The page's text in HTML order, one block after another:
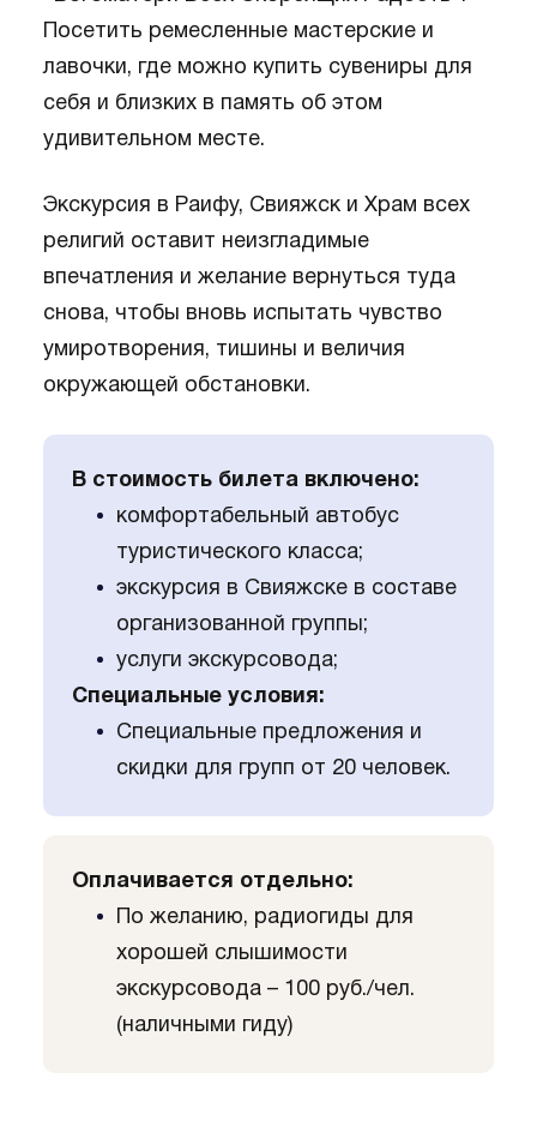
Посетить ремесленные мастерские и
лавочки, где можно купить сувениры для
себя и близких в память об этом
удивительном месте.
Экскурсия в Раифу, Свияжск и Храм всех
религий оставит неизгладимые
впечатления и желание вернуться туда
снова, чтобы вновь испытать чувство
умиротворения, тишины и величия
окружающей обстановки.
В стоимость билета включено:
комфортабельный автобус
туристического класса;
экскурсия в Свияжске в составе
организованной группы;
услуги экскурсовода;
Специальные условия:
Специальные предложения и
скидки для групп от 20 человек.
Оплачивается отдельно:
По желанию, радиогиды для
хорошей слышимости
экскурсовода – 100 руб./чел.
(наличными гиду)